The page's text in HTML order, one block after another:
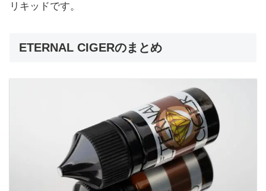
リキッドです。
ETERNAL CIGERのまとめ